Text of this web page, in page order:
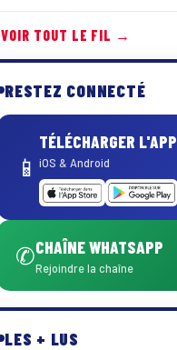
VOIR TOUT LE FIL →
RESTEZ CONNECTÉ
📱
TÉLÉCHARGER L'APP
iOS & Android
✆CHAÎNE WHATSAPP
Rejoindre la chaîne
LES + LUS